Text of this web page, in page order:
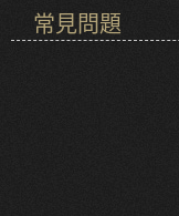
常見問題